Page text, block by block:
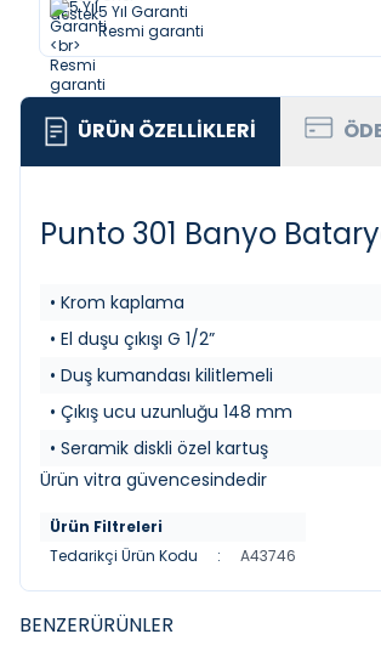
5 Yıl Garanti
Resmi garanti
ÜRÜN ÖZELLIKLERI
Punto 301 Banyo
• Krom kaplama
• El duşu çıkışı G 1/2”
• Duş kumandası kilitlemeli
• Çıkış ucu uzunluğu 148 mm
• Seramik diskli özel kartuş
Ürün vitra güvencesindedir
Ürün Filtreleri
Tedarikçi Ürün Kodu
: A43746
BENZERÜRÜNLER